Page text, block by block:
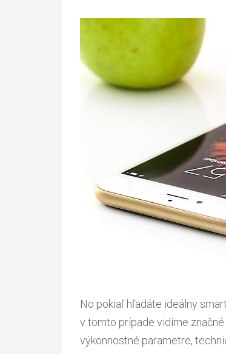
No pokiaľ hľadáte ideálny
v tomto prípade vidíme
výkonnostné parametre,